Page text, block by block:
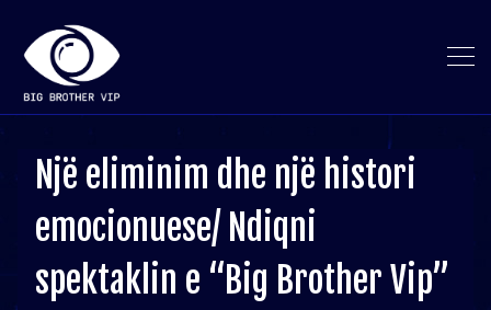
Një eliminim dhe një histori
emocionuese/ Ndiqni
spektaklin e “Big Brother Vip”